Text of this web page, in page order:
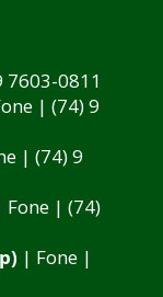
7603-0811
| (74) 9
| (74) 9
| (74)
| Fone |